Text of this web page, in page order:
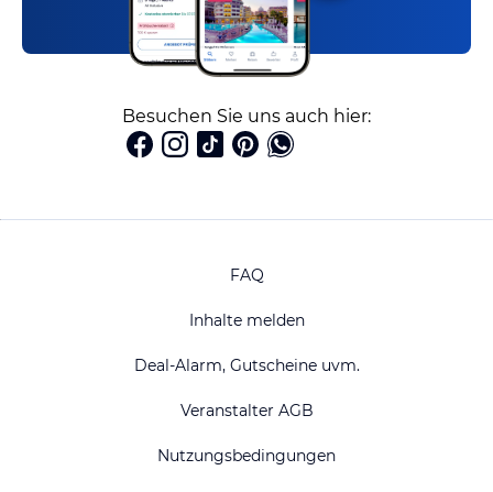
Besuchen Sie uns auch hier:
FAQ
Inhalte melden
Deal-Alarm, Gutscheine uvm.
Veranstalter AGB
Nutzungsbedingungen